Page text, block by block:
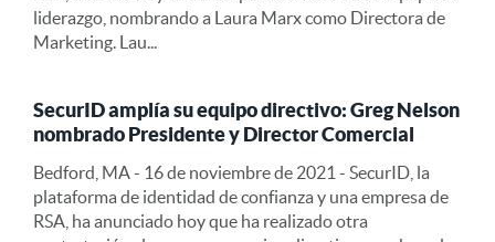
liderazgo, nombrando a Laura Marx como Directora de
Marketing. Lau...
SecurID amplía su equipo directivo: Greg Nelson
nombrado Presidente y Director Comercial
Bedford, MA - 16 de noviembre de 2021 - SecurID, la
plataforma de identidad de confianza y una empresa de
RSA, ha anunciado hoy que ha realizado otra